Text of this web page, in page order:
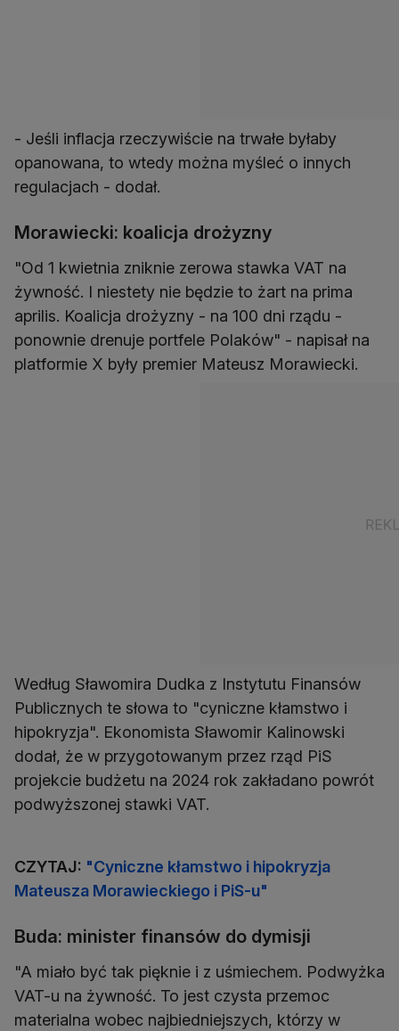
- Jeśli inflacja rzeczywiście na trwałe byłaby
opanowana, to wtedy można myśleć o innych
regulacjach - dodał.
Morawiecki: koalicja drożyzny
"Od 1 kwietnia zniknie zerowa stawka VAT na
żywność. I niestety nie będzie to żart na prima
aprilis. Koalicja drożyzny - na 100 dni rządu -
ponownie drenuje portfele Polaków" - napisał na
platformie X były premier Mateusz Morawiecki.
Według Sławomira Dudka z Instytutu Finansów
Publicznych te słowa to "cyniczne kłamstwo i
hipokryzja". Ekonomista Sławomir Kalinowski
dodał, że w przygotowanym przez rząd PiS
projekcie budżetu na 2024 rok zakładano powrót
podwyższonej stawki VAT.
CZYTAJ: "Cyniczne kłamstwo i hipokryzja
Mateusza Morawieckiego i PiS-u"
Buda: minister finansów do dymisji
"A miało być tak pięknie i z uśmiechem. Podwyżka
VAT-u na żywność. To jest czysta przemoc
materialna wobec najbiedniejszych, którzy w